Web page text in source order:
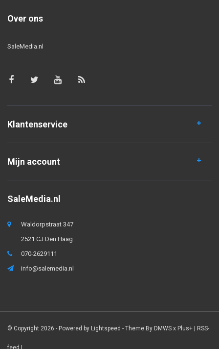
Over ons
SaleMedia.nl
Klantenservice
Mijn account
SaleMedia.nl
Waldorpstraat 347
2521 CJ Den Haag
070-2629111
info@salemedia.nl
© Copyright 2026 - Powered by Lightspeed - Theme By DMWS x Plus+ | RSS-
feed |